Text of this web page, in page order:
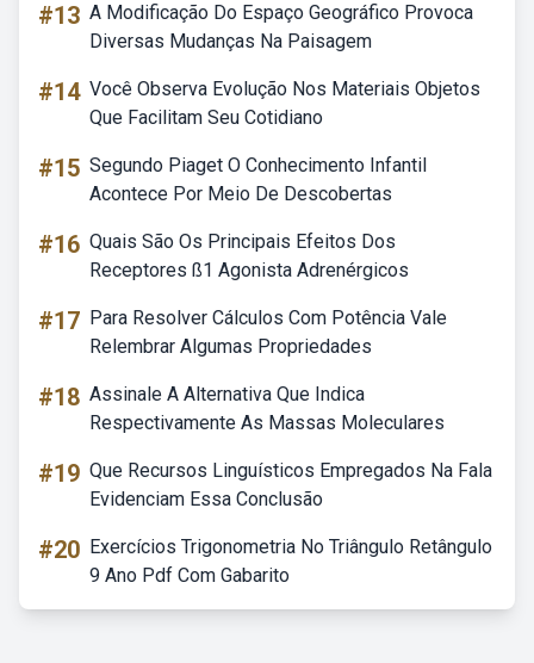
#13 A Modificação Do Espaço Geográfico Provoca
Diversas Mudanças Na Paisagem
#14 Você Observa Evolução Nos Materiais Objetos
Que Facilitam Seu Cotidiano
#15 Segundo Piaget O Conhecimento Infantil
Acontece Por Meio De Descobertas
#16 Quais São Os Principais Efeitos Dos
Receptores ß1 Agonista Adrenérgicos
#17 Para Resolver Cálculos Com Potência Vale
Relembrar Algumas Propriedades
#18 Assinale A Alternativa Que Indica
Respectivamente As Massas Moleculares
#19 Que Recursos Linguísticos Empregados Na Fala
Evidenciam Essa Conclusão
#20 Exercícios Trigonometria No Triângulo Retângulo
9 Ano Pdf Com Gabarito